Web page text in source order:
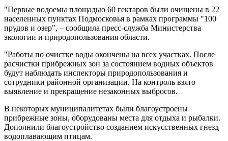
"Первые водоемы площадью 60 гектаров были очищены в 22
населенных пунктах Подмосковья в рамках программы "100
прудов и озер", – сообщила пресс-служба Министерства
экологии и природопользования области.
"Работы по очистке воды окончены на всех участках. После
расчистки прибрежных зон за состоянием водных объектов
будут наблюдать инспекторы природопользования и
сотрудники районной организации. На контроль взято
выявление и прекращение незаконных выбросов.
В некоторых муниципалитетах были благоустроены
прибрежные зоны, оборудованы места для отдыха и рыбалки.
Дополнили благоустройство созданием искусственных гнезд
водоплавающим птицам.